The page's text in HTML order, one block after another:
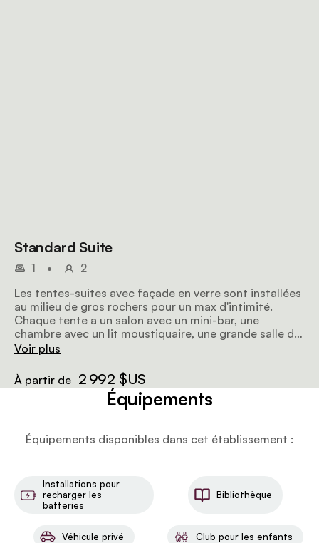
Standard Suite
1 •
2
Les tentes-suites avec façade en verre sont installées
au milieu de gros rochers pour un max d'intimité.
Chaque tente a un salon avec un mini-bar, une
chambre avec un lit moustiquaire, une grande salle de
bain avec baignoire indépendante, douche intérieure
chaises, une piscine privée et des chaises longues.
Chaque terrasse offre une vue incroyable sur les
pentes herbeuses en contrebas. La capacité max est
Voir plus
À partir de 2 992 $US
Équipements
Équipements disponibles dans cet établissement :
Installations pour
recharger les
batteries
Bibliothèque
Véhicule privé Club pour les enfants